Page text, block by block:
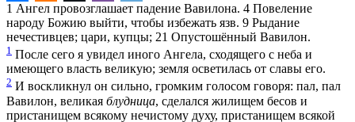
1 Ангел провозглашает падение Вавилона. 4 Повеление
народу Божию выйти, чтобы избежать язв. 9 Рыдание
нечестивцев; цари, купцы; 21 Опустошённый Вавилон.
1 После сего я увидел иного Ангела, сходящего с неба и
имеющего власть великую; земля осветилась от славы его.
2 И воскликнул он сильно, громким голосом говоря: пал, пал
Вавилон, великая блудница, сделался жилищем бесов и
пристанищем всякому нечистому духу, пристанищем всякой